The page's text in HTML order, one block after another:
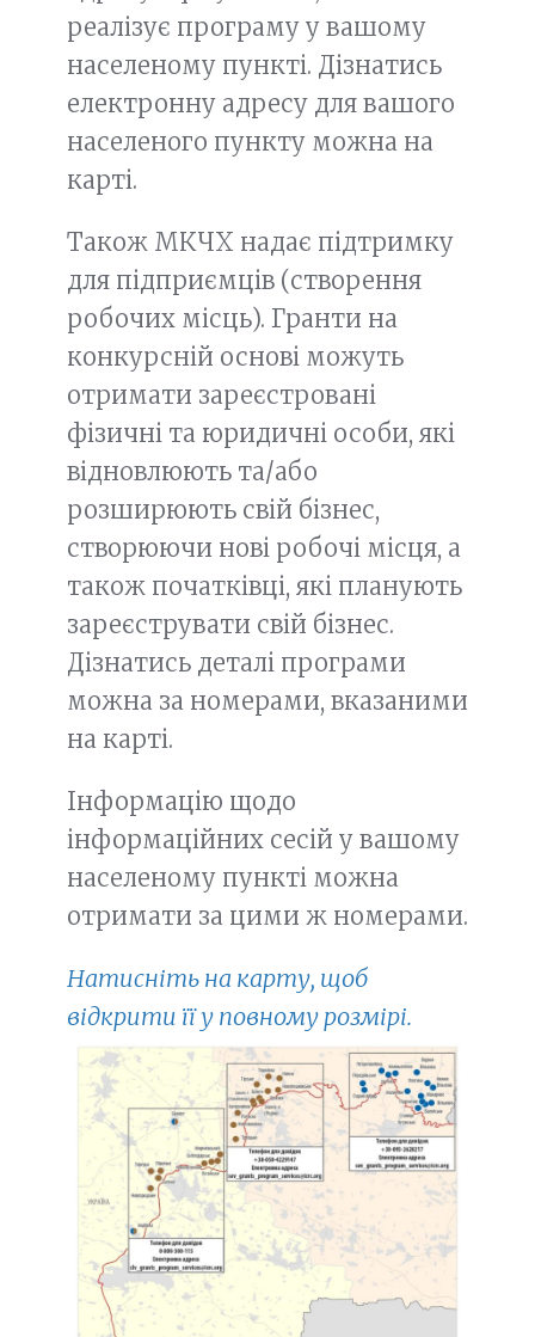
реалізує програму у вашому
населеному пункті. Дізнатись
електронну адресу для вашого
населеного пункту можна на
карті.
Також МКЧХ надає підтримку
для підприємців (створення
робочих місць). Гранти на
конкурсній основі можуть
отримати зареєстровані
фізичні та юридичні особи, які
відновлюють та/або
розширюють свій бізнес,
створюючи нові робочі місця, а
також початківці, які планують
зареєструвати свій бізнес.
Дізнатись деталі програми
можна за номерами, вказаними
на карті.
Інформацію щодо
інформаційних сесій у вашому
населеному пункті можна
отримати за цими ж номерами.
Натисніть на карту, щоб
відкрити її у повному розмірі.